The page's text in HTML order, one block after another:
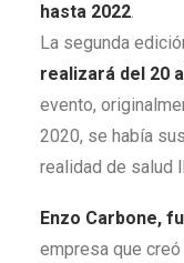
hasta 2022.
La segunda
realizará del 20
evento,
2020, se había
realidad de salud
Enzo Carbone,
empresa que